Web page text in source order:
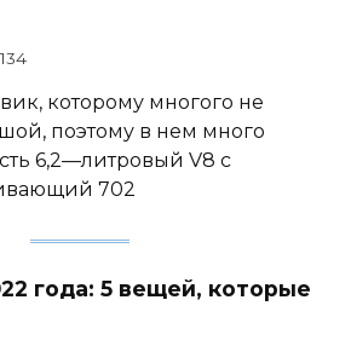
134
которому многого не
поэтому в нем много
6,2—литровый V8 с
702
года: 5 вещей, которые